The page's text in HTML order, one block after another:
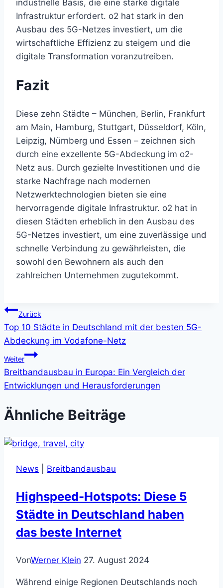
industrielle Basis, die eine starke digitale
Infrastruktur erfordert. o2 hat stark in den
Ausbau des 5G-Netzes investiert, um die
wirtschaftliche Effizienz zu steigern und die
digitale Transformation voranzutreiben.
Fazit
Diese zehn Städte – München, Berlin, Frankfurt
am Main, Hamburg, Stuttgart, Düsseldorf, Köln,
Leipzig, Nürnberg und Essen – zeichnen sich
durch eine exzellente 5G-Abdeckung im o2-
Netz aus. Durch gezielte Investitionen und die
starke Nachfrage nach modernen
Netzwerktechnologien bieten sie eine
hervorragende digitale Infrastruktur. o2 hat in
diesen Städten erheblich in den Ausbau des
5G-Netzes investiert, um eine zuverlässige und
schnelle Verbindung zu gewährleisten, die
sowohl den Bewohnern als auch den
zahlreichen Unternehmen zugutekommt.
Beitragsnavigation
Zurück
Top 10 Städte in Deutschland mit der besten 5G-
Abdeckung im Vodafone-Netz
Weiter
Breitbandausbau in Europa: Ein Vergleich der
Entwicklungen und Herausforderungen
Ähnliche Beiträge
News Breitbandausbau
Highspeed-Hotspots: Diese 5
Städte in Deutschland haben
das beste Internet
VonWerner Klein 27. August 2024
Während einige Regionen Deutschlands noch